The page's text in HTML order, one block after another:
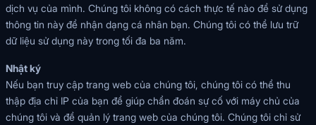
dịch vụ của mình. Chúng tôi không có cách thực tế nào để sử dụng
thông tin này để nhận dạng cá nhân bạn. Chúng tôi có thể lưu trữ
dữ liệu sử dụng này trong tối đa ba năm.
Nhật ký
Nếu bạn truy cập trang web của chúng tôi, chúng tôi có thể thu
thập địa chỉ IP của bạn để giúp chẩn đoán sự cố với máy chủ của
chúng tôi và để quản lý trang web của chúng tôi. Chúng tôi chỉ sử